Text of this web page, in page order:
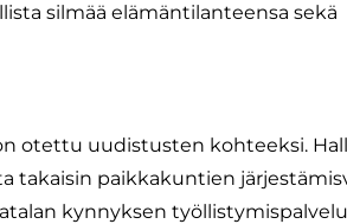
silmää elämäntilanteensa sekä
otettu uudistusten kohteeksi.
takaisin paikkakuntien
kynnyksen